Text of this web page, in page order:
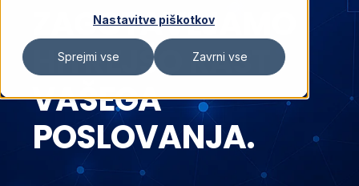
Nastavitve piškotkov
Sprejmi vse Zavrni vse
ZAGOTAVLJAMO
HITREJŠO RAST
VAŠEGA
POSLOVANJA.